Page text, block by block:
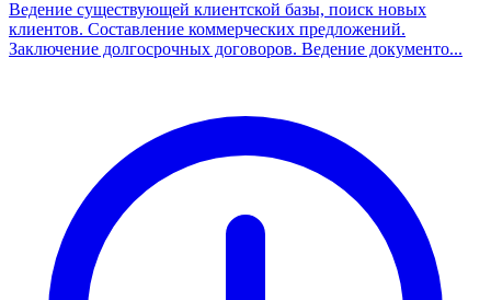
Ведение существующей клиентской базы, поиск новых
клиентов. Составление коммерческих предложений.
Заключение долгосрочных договоров. Ведение документо...